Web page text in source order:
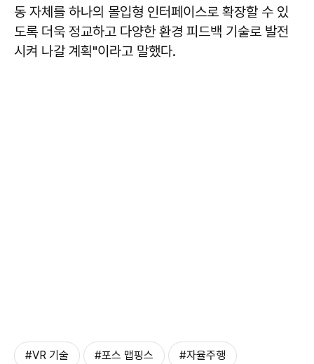
동 자체를 하나의 몰입형 인터페이스로 확장할 수 있
도록 더욱 정교하고 다양한 환경 피드백 기술로 발전
시켜 나갈 계획"이라고 말했다.
#VR 기술 #포스 맵핑스 #자율주행